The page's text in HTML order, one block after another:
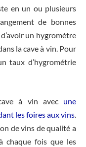
en un ou plusieurs
de bonnes
un hygromètre
la cave à vin. Pour
taux d’hygrométrie
à vin avec une
les foires aux vins
de vins de qualité a
chaque fois que les